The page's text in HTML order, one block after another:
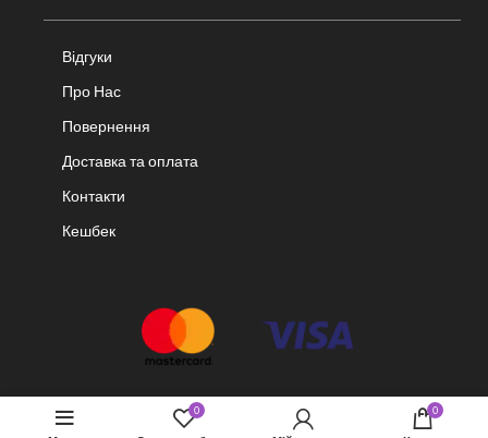
Відгуки
Про Нас
Повернення
Доставка та оплата
Контакти
Кешбек
0 0